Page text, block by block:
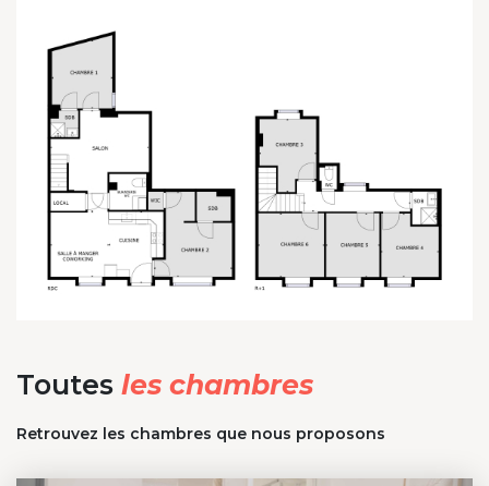
Toutes les chambres
Retrouvez les chambres que nous proposons